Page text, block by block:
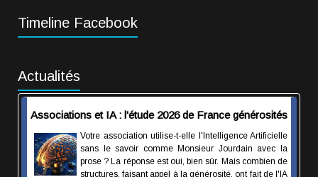
Timeline Facebook
Actualités
Associations et IA : l'étude 2026 de France générosités
Votre association utilise-t-elle l'Intelligence Artificielle
sans le savoir comme Monsieur Jourdain avec la
prose ? La réponse est oui, bien sûr. Mais combien de
structures, faisant appel à la générosité, ont fait de l'IA